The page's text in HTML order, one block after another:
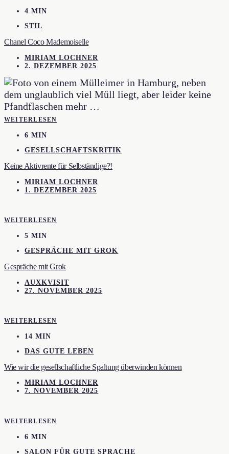
4 MIN
STIL
Chanel Coco Mademoiselle
MIRIAM LOCHNER
2. DEZEMBER 2025
WEITERLESEN
6 MIN
GESELLSCHAFTSKRITIK
Keine Aktivrente für Selbständige?!
MIRIAM LOCHNER
1. DEZEMBER 2025
WEITERLESEN
5 MIN
GESPRÄCHE MIT GROK
Gespräche mit Grok
AUXKVISIT
27. NOVEMBER 2025
WEITERLESEN
14 MIN
DAS GUTE LEBEN
Wie wir die gesellschaftliche Spaltung überwinden können
MIRIAM LOCHNER
7. NOVEMBER 2025
WEITERLESEN
6 MIN
SALON FÜR GUTE SPRACHE